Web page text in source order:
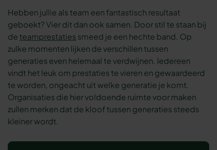
Hebben jullie als team een fantastisch resultaat
geboekt? Vier dit dan ook samen. Door stil te staan bij
de teamprestaties smeed je een hechte band. Op
zulke momenten lijken de verschillen tussen
generaties even helemaal te verdwijnen. Iedereen
vindt het leuk om prestaties te vieren en gewaardeerd
te worden, ongeacht uit welke generatie je komt.
Organisaties die hier voldoende ruimte voor maken
zullen merken dat de kloof tussen generaties steeds
kleiner wordt.